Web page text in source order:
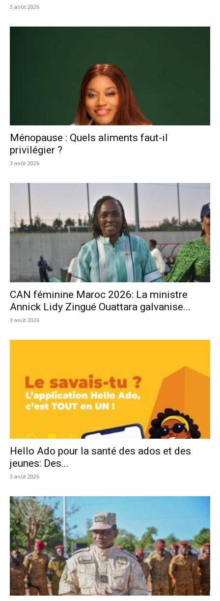
3 août 2026
Ménopause : Quels aliments faut-il
privilégier ?
3 août 2026
CAN féminine Maroc 2026: La ministre
Annick Lidy Zingué Ouattara galvanise...
3 août 2026
Hello Ado pour la santé des ados et des
jeunes: Des...
3 août 2026